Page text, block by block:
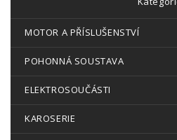
MOTOR A PŘÍSLUŠENSTVÍ
POHONNÁ SOUSTAVA
ELEKTROSOUČÁSTI
KAROSERIE